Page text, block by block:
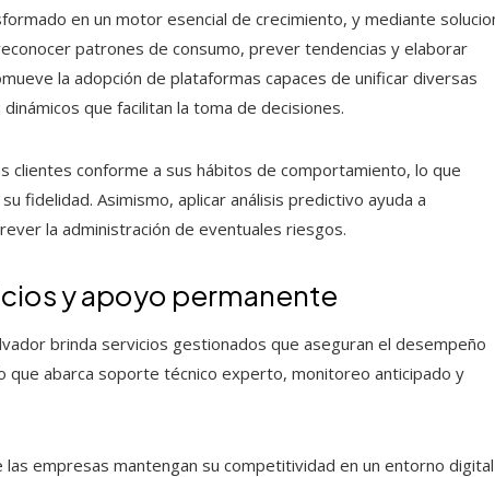
en un motor esencial de crecimiento, y mediante
patrones de consumo, prever tendencias y elaborar
la adopción de plataformas capaces de unificar diversas
que facilitan la toma de decisiones.
clientes conforme a sus hábitos de comportamiento, lo que
fidelidad. Asimismo, aplicar análisis predictivo ayuda a
la administración de eventuales riesgos.
y apoyo permanente
brinda servicios gestionados que aseguran el desempeño
que abarca soporte técnico experto, monitoreo anticipado y
empresas mantengan su competitividad en un entorno digital